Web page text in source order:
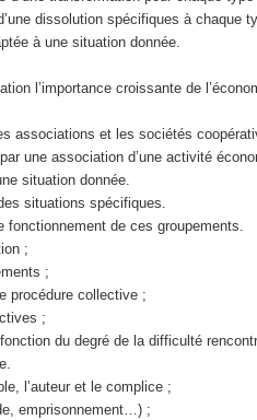
dissolution spécifiques à chaque
à une situation donnée.
l’importance croissante de
associations et les sociétés
une association d’une activité
situation donnée.
situations spécifiques.
de ces groupements.
;
;
procédure collective ;
;
du degré de la difficulté
l’auteur et le complice ;
emprisonnement…) ;